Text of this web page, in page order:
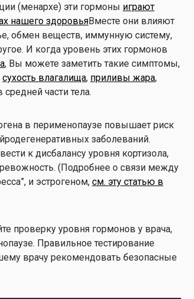
(менархе) эти гормоны играют
нашего здоровьяВместе они влияют
обмен веществ, иммунную систему,
И когда уровень этих гормонов
, Вы можете заметить такие симптомы,
сухость влагалища, приливы жара,
части тела.
в перименопаузе повышает риск
заболеваний.
к дисбалансу уровня кортизола,
(Подробнее о связи между
и эстрогеном, см. эту статью в
проверку уровня гормонов у врача,
Правильное тестирование
врачу рекомендовать безопасные